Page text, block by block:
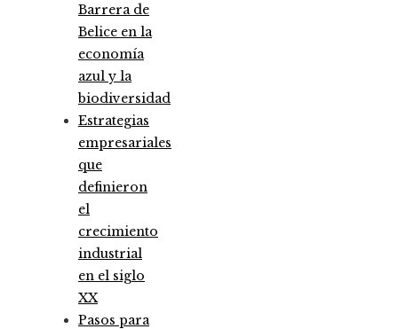
Barrera de
Belice en la
economía
azul y la
biodiversidad
Estrategias
empresariales
que
definieron
el
crecimiento
industrial
en el siglo
XX
Pasos para